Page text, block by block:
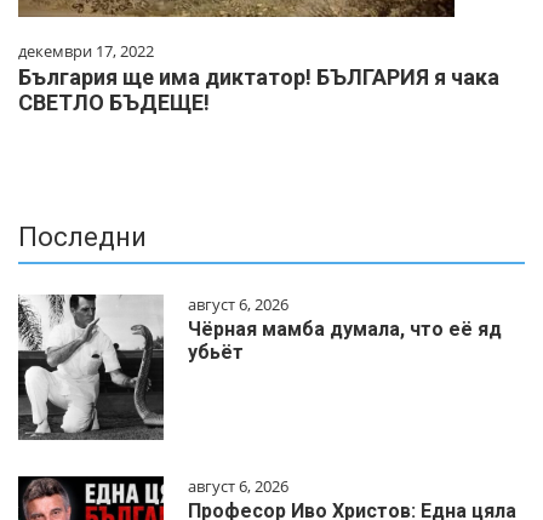
декември 17, 2022
България ще има диктатор! БЪЛГАРИЯ я чака
СВЕТЛО БЪДЕЩЕ!
Последни
август 6, 2026
Чёрная мамба думала, что её яд
убьёт
август 6, 2026
Професор Иво Христов: Една цяла